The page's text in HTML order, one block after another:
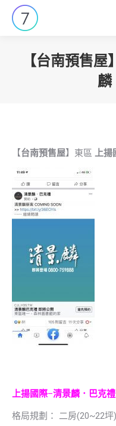
【台南預售
麟
【台南預售屋】東區 上揚
上揚國際–清景麟．巴克禮
格局規劃： 二房(20~22